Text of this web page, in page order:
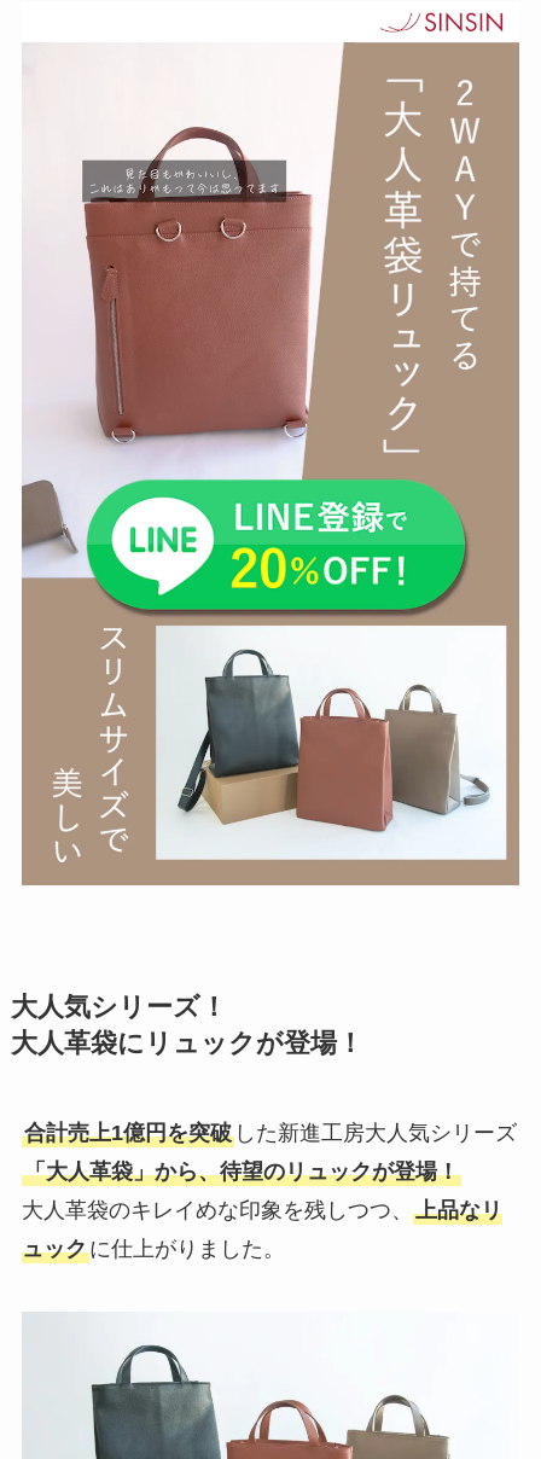
大人気シリーズ！
大人革袋にリュックが登場！
合計売上1億円を突破した新進工房大人気シリーズ
「大人革袋」から、待望のリュックが登場！
大人革袋のキレイめな印象を残しつつ、 上品なリ
ュックに仕上がりました。